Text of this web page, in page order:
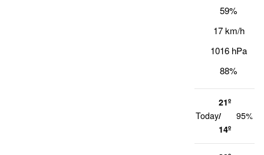
59%
17 km/h
1016 hPa
88%
Today
21º
/
14º
95%